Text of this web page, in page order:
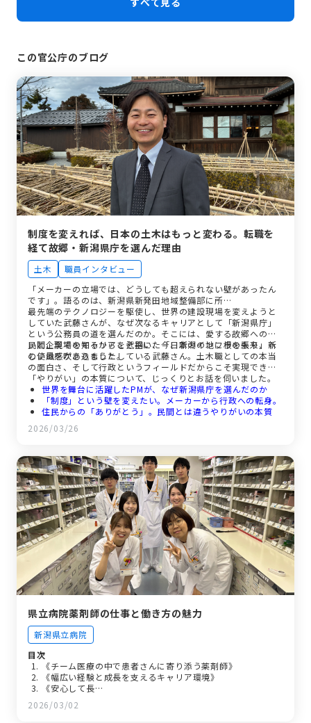
この官公庁のブログ
制度を変えれば、日本の土木はもっと変わる。転職を
経て故郷・新潟県庁を選んだ理由
土木
職員インタビュー
「メーカーの立場では、どうしても超えられない壁があったん
です」。語るのは、新潟県新発田地域整備部に所…
最先端のテクノロジーを駆使し、世界の建設現場を変えようと
していた武藤さんが、なぜ次なるキャリアとして「新潟県庁」
という公務員の道を選んだのか。そこには、愛する故郷への想
いと、現場を知るからこそ抱いた「日本のインフラの未来」へ
の使命感がありました。
民間企業でのキャリアを武器に、今、新潟の地に根を張り、新
しい風を吹き込もうとしている武藤さん。土木職としての本当
の面白さ、そして行政というフィールドだからこそ実現できる
「やりがい」の本質について、じっくりとお話を伺いました。
世界を舞台に活躍したPMが、なぜ新潟県庁を選んだのか
「制度」という壁を変えたい。メーカーから行政への転身。
住民からの「ありがとう」。民間とは違うやりがいの本質
「事業の卵」を孵化させる。地域の未来を描く計画調整課の
仕事
誇り
2026/03/26
県立病院薬剤師の仕事と働き方の魅力
新潟県立病院
目次
《チーム医療の中で患者さんに寄り添う薬剤師》
《幅広い経験と成長を支えるキャリア環境》
《安心して長…
《さいごに》
2026/03/02